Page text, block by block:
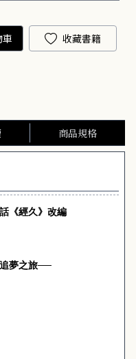
車 收藏書籍
商品規格
《經久》改編
夢之旅──